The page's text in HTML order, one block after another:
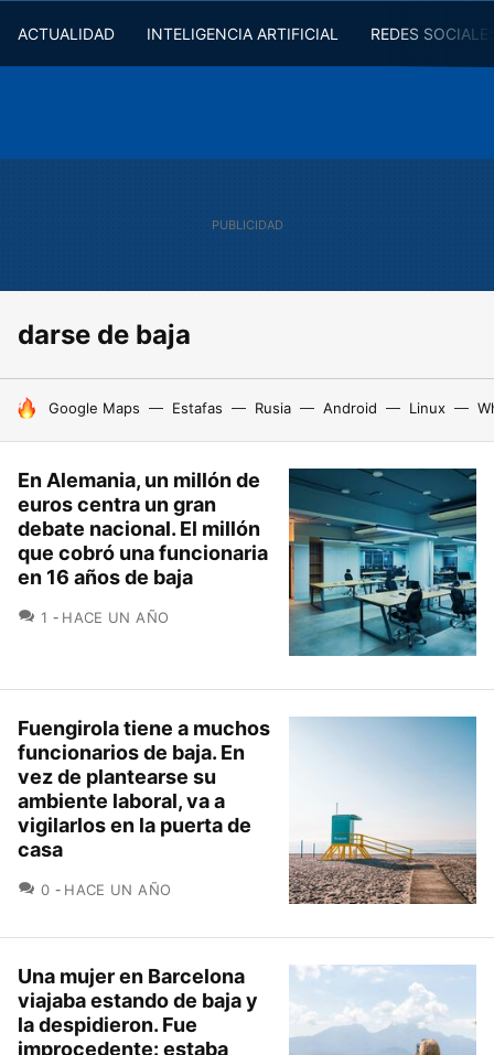
ACTUALIDAD INTELIGENCIA ARTIFICIAL REDES
darse de baja
HOY SE HABLA DE
Google Maps Estafas Rusia Android Linux
En Alemania, un millón de
euros centra un gran
debate nacional. El millón
que cobró una funcionaria
en 16 años de baja
1 COMENTARIOS
HACE UN AÑO
Fuengirola tiene a muchos
funcionarios de baja. En
vez de plantearse su
ambiente laboral, va a
vigilarlos en la puerta de
casa
0 COMENTARIOS
HACE UN AÑO
Una mujer en Barcelona
viajaba estando de baja y
la despidieron. Fue
improcedente: estaba